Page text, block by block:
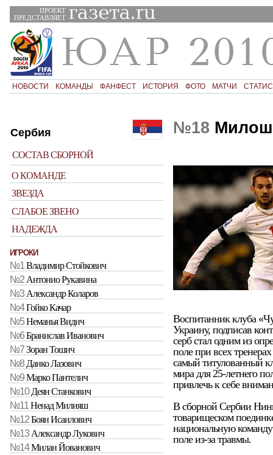
ПРОЕКТ
ПРЕДСТАВЛЯЕТ
НОВОСТИ КОМАНДЫ ФАНФЕСТ ИСТОРИЯ ФОТО МАТЧИ
Сербия
СОСТАВ СБОРНОЙ
О КОМАНДЕ
ЗВЕЗДА
СЛАБОЕ ЗВЕНО
НАДЕЖДА
ИГРОКИ
№1Владимир Стойкович
№2 Антонио Рукавина
№3 Александр Коларов
№4Гойко Качар
№5Неманья Видич
№6Бранислав Иванович
№7Зоран Тошич
№8 Данко Лазович
№9Марко Пантелич
№10 Деян Станкович
№11Ненад Милияш
№12Боян Исаилович
№13 Александр Лукович
№14Милан Йованович
№18
Воспитанник клуба
Украину, подписав
серб стал одним из
поле при всех
самый титулованный
мира для 25-летнего
привлечь к себе
В сборной Сербии
товарищеском
национальную
поле из-за травмы.